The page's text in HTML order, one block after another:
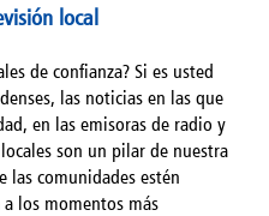
local
de confianza? Si es usted
las noticias en las que
en las emisoras de radio y
son un pilar de nuestra
las comunidades estén
los momentos más